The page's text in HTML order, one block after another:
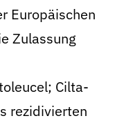
Europäischen
Zulassung
Cilta-
rezidivierten